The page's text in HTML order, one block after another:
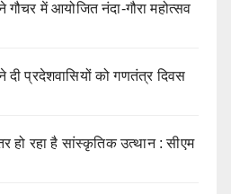
गौचर में आयोजित नंदा-गौरा महोत्सव
दी प्रदेशवासियों को गणतंत्र दिवस
हो रहा है सांस्कृतिक उत्थान : सीएम